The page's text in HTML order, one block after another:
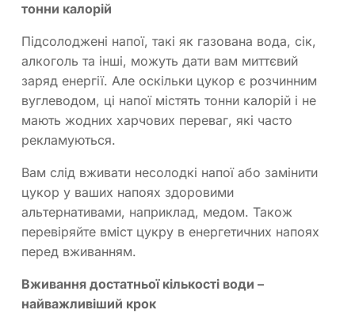
тонни калорій
Підсолоджені напої, такі як газована вода, сік,
алкоголь та інші, можуть дати вам миттєвий
заряд енергії. Але оскільки цукор є розчинним
вуглеводом, ці напої містять тонни калорій і не
мають жодних харчових переваг, які часто
рекламуються.
Вам слід вживати несолодкі напої або замінити
цукор у ваших напоях здоровими
альтернативами, наприклад, медом. Також
перевіряйте вміст цукру в енергетичних напоях
перед вживанням.
Вживання достатньої кількості води –
найважливіший крок